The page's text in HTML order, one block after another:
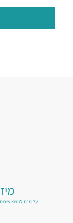
על מנת למצוא